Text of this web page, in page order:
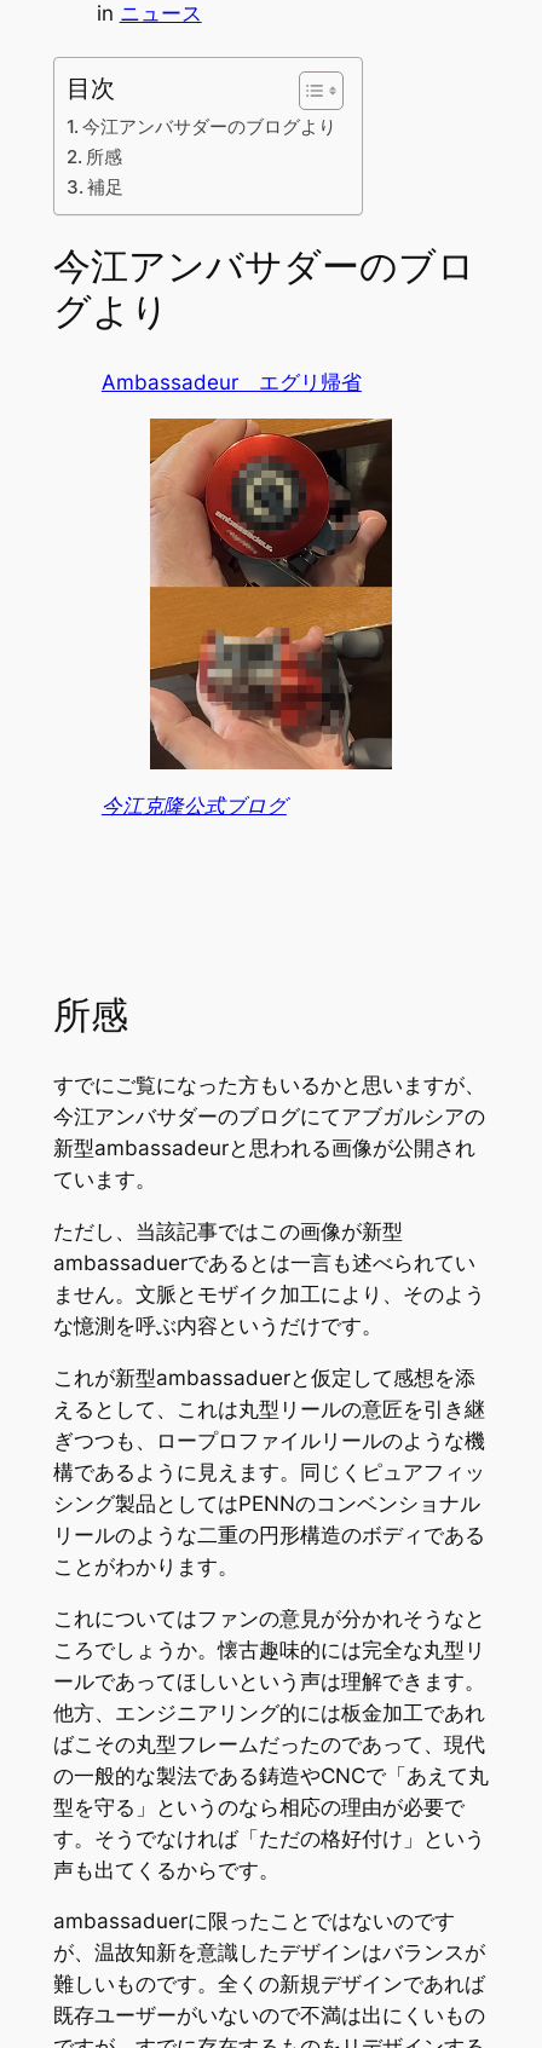
in ニュース
目次
今江アンバサダーのブログより
所感
補足
今江アンバサダーのブロ
グより
Ambassadeur エグリ帰省
今江克隆公式ブログ
所感
すでにご覧になった方もいるかと思いますが、
今江アンバサダーのブログにてアブガルシアの
新型ambassadeurと思われる画像が公開され
ています。
ただし、当該記事ではこの画像が新型
ambassaduerであるとは一言も述べられてい
ません。文脈とモザイク加工により、そのよう
な憶測を呼ぶ内容というだけです。
これが新型ambassaduerと仮定して感想を添
えるとして、これは丸型リールの意匠を引き継
ぎつつも、ロープロファイルリールのような機
構であるように見えます。同じくピュアフィッ
シング製品としてはPENNのコンベンショナル
リールのような二重の円形構造のボディである
ことがわかります。
これについてはファンの意見が分かれそうなと
ころでしょうか。懐古趣味的には完全な丸型リ
ールであってほしいという声は理解できます。
他方、エンジニアリング的には板金加工であれ
ばこその丸型フレームだったのであって、現代
の一般的な製法である鋳造やCNCで「あえて丸
型を守る」というのなら相応の理由が必要で
す。そうでなければ「ただの格好付け」という
声も出てくるからです。
ambassaduerに限ったことではないのです
が、温故知新を意識したデザインはバランスが
難しいものです。全くの新規デザインであれば
既存ユーザーがいないので不満は出にくいもの